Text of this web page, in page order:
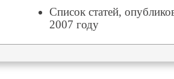
Список статей,
2007 году